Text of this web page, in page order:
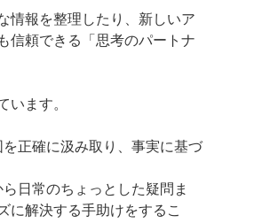
情報を整理したり、新しいア
信頼できる「思考のパートナ
います。
正確に汲み取り、事実に基づ
日常のちょっとした疑問ま
に解決する手助けをするこ